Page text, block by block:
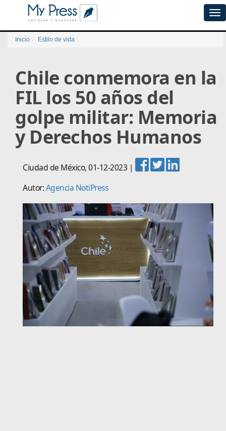
Inicio Estilo de vida
Chile conmemora en la
FIL los 50 años del
golpe militar: Memoria
y Derechos Humanos
Ciudad de México,01-12-2023 |
Autor:Agencia NotiPress